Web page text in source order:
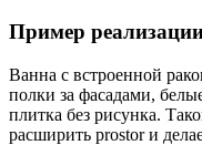
Пример
Ванна с встроенной
полки за фасадами,
плитка без рисунка.
расширить prostor и